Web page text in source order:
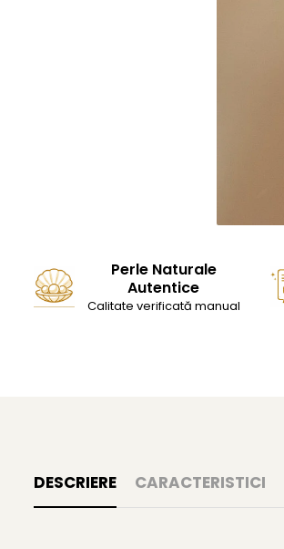
Perle Naturale
Autentice
Calitate verificată manual
DESCRIERE CARACTERISTICI